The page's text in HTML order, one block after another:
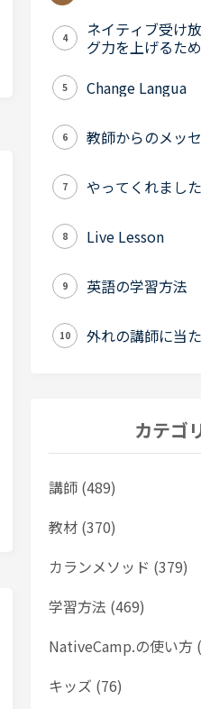
4
ネイティブ受け
グ力を上げるた
5 Change Langua
6 教師からのメッ
7 やってくれました
8 Live Lesson
9 英語の学習方法
10 外れの講師に当
カテゴ
講師 (489)
教材 (370)
カランメソッド (379)
学習方法 (469)
NativeCamp.の使い方
キッズ (76)